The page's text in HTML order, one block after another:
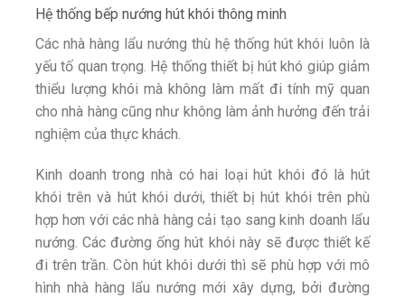
Hệ thống bếp nướng hút khói thông minh
Các nhà hàng lẩu nướng thù hệ thống hút khói luôn là
yếu tố quan trọng. Hệ thống thiết bị hút khó giúp giảm
thiểu lượng khói mà không làm mất đi tính mỹ quan
cho nhà hàng cũng như không làm ảnh hưởng đến trải
nghiệm của thực khách.
Kinh doanh trong nhà có hai loại hút khói đó là hút
khói trên và hút khói dưới, thiết bị hút khói trên phù
hợp hơn với các nhà hàng cải tạo sang kinh doanh lẩu
nướng. Các đường ống hút khói này sẽ được thiết kế
đi trên trần. Còn hút khói dưới thì sẽ phù hợp với mô
hình nhà hàng lẩu nướng mới xây dựng, bởi đường